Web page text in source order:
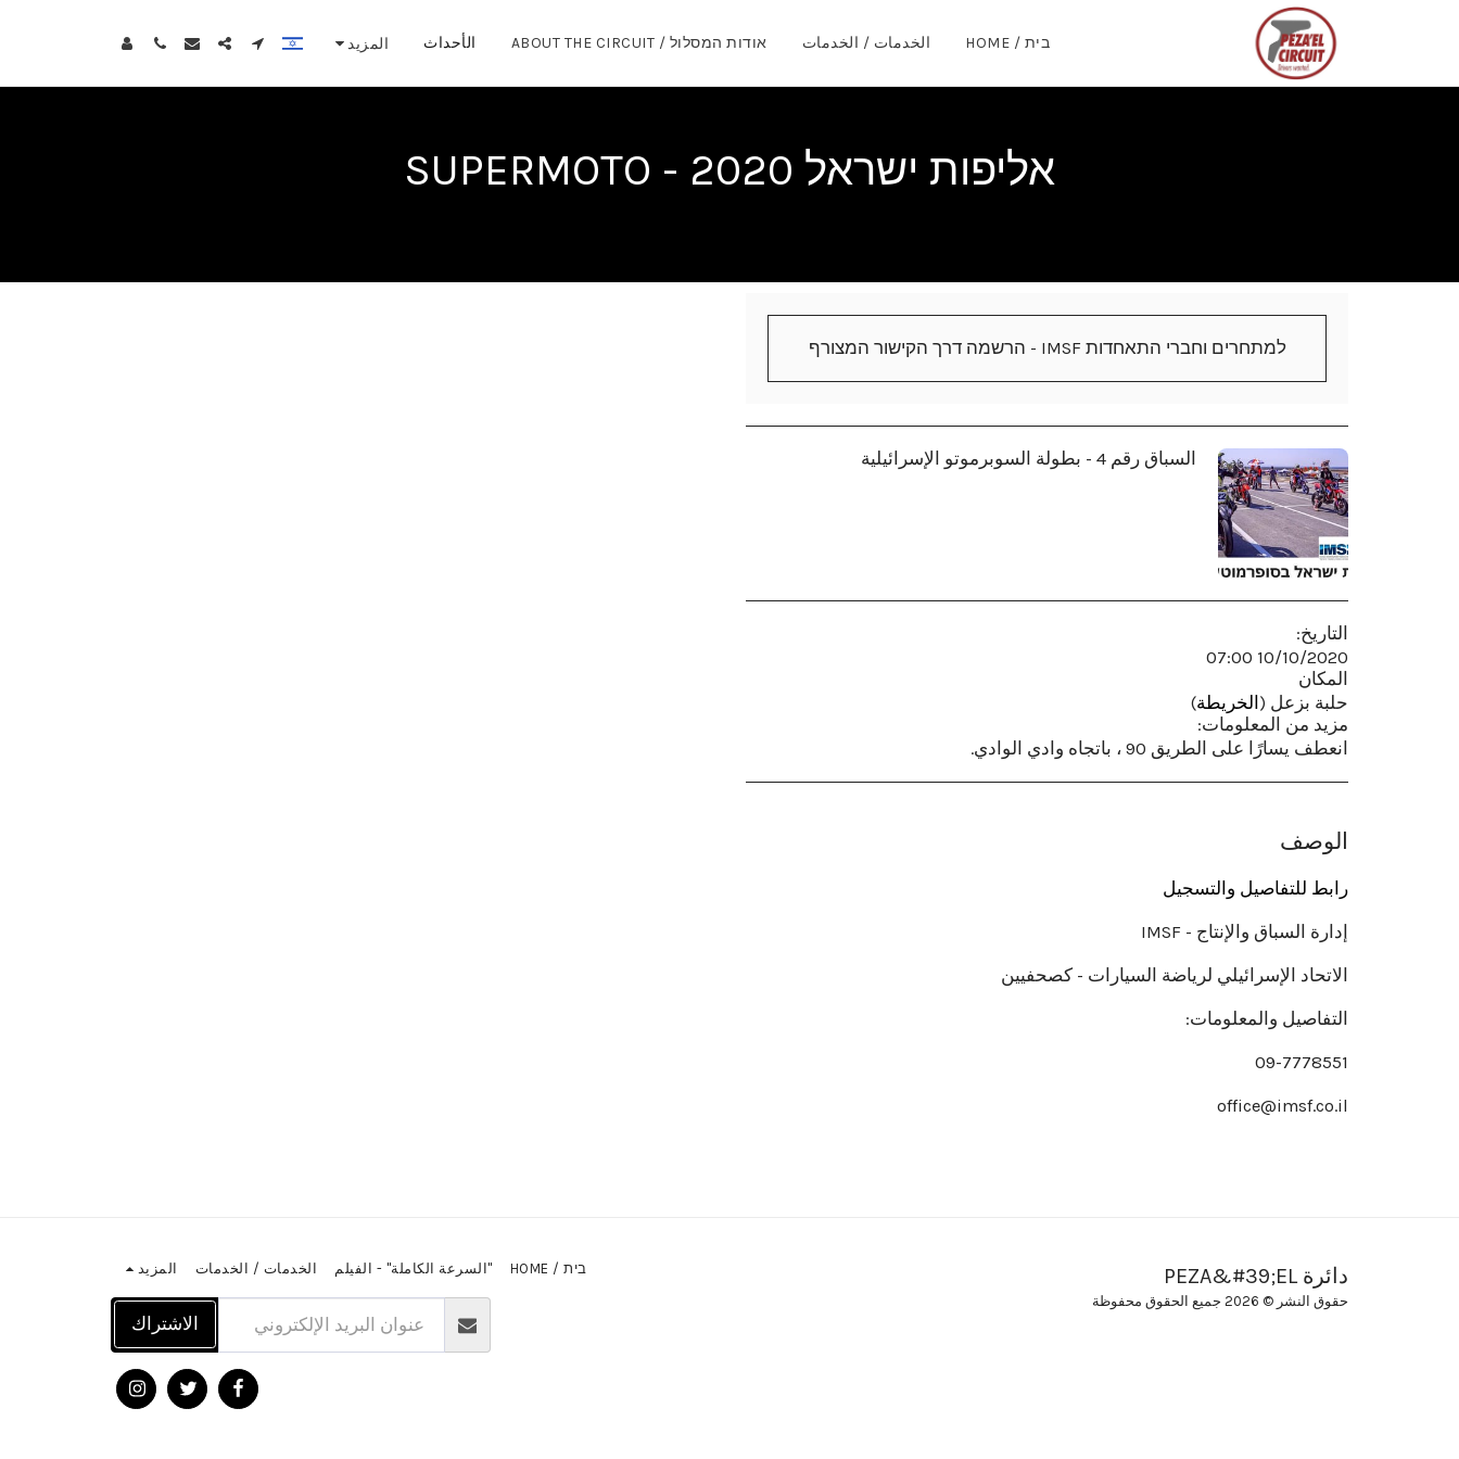
בית / HOME الخدمات / الخدمات אודות המסלול / ABOUT THE CIRCUIT الأحداث المزيد
אליפות ישראל 2020 - SUPERMOTO
למתחרים וחברי התאחדות IMSF - הרשמה דרך הקישור המצורף
السباق رقم 4 - بطولة السوبرموتو الإسرائيلية
التاريخ:
10/10/2020 07:00
المكان
حلبة بزعل ( الخريطة)
مزيد من المعلومات:
انعطف يسارًا على الطريق 90 ، باتجاه وادي الوادي.
الوصف
رابط للتفاصيل والتسجيل
إدارة السباق والإنتاج - IMSF
الاتحاد الإسرائيلي لرياضة السيارات - كصحفيين
التفاصيل والمعلومات:
09-7778551
office@imsf.co.il
دائرة PEZA&#39;EL
حقوق النشر © 2026 جميع الحقوق محفوظة
בית / HOME "السرعة الكاملة" - الفيلم الخدمات / الخدمات المزيد
الاشتراك